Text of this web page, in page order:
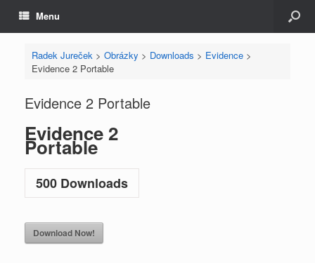
Menu
Radek Jureček > Obrázky > Downloads > Evidence>
Evidence 2 Portable
Evidence 2 Portable
Evidence 2
Portable
500 Downloads
Download Now!